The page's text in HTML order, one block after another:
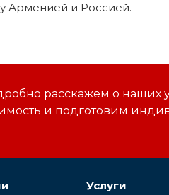
Арменией и Россией.
расскажем о наших
и подготовим
Услуги